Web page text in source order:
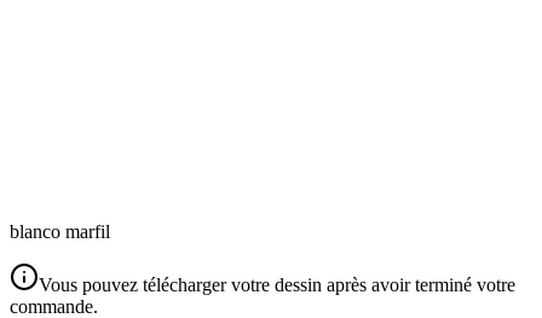
blanco marfil
Vous pouvez télécharger votre dessin après avoir terminé votre
commande.